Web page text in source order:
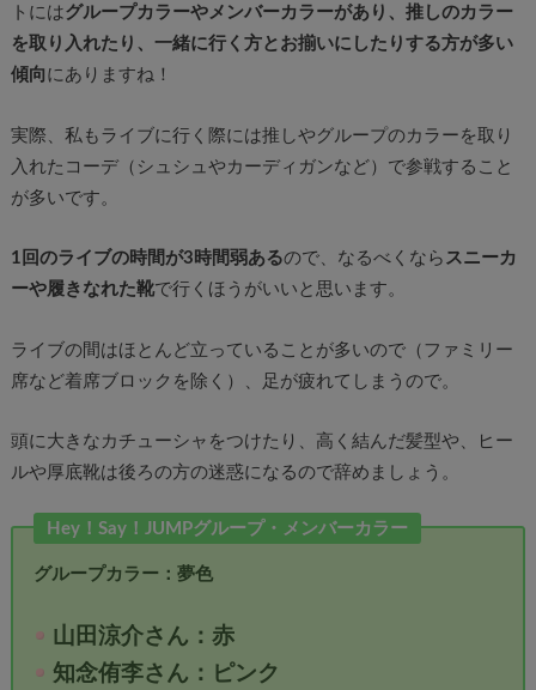
トにはグループカラーやメンバーカラーがあり、推しのカラー
を取り入れたり、一緒に行く方とお揃いにしたりする方が多い
傾向 にありますね！
実際、私もライブに行く際には推しやグループのカラーを取り
入れたコーデ（シュシュやカーディガンなど）で参戦すること
が多いです。
1回のライブの時間が3時間弱あるので、なるべくなら スニーカ
ーや履きなれた靴で行くほうがいいと思います。
ライブの間はほとんど立っていることが多いので（ファミリー
席など着席ブロックを除く）、足が疲れてしまうので。
頭に大きなカチューシャをつけたり、高く結んだ髪型や、ヒー
ルや厚底靴は後ろの方の迷惑になるので辞めましょう。
Hey！Say！JUMPグループ・メンバーカラー
グループカラー：夢色
山田涼介さん：赤
知念侑李さん：ピンク